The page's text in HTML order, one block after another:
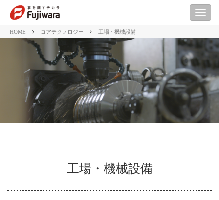
M
E
HOME コアテクノロジー 工場・機械設備
工場・機械設備